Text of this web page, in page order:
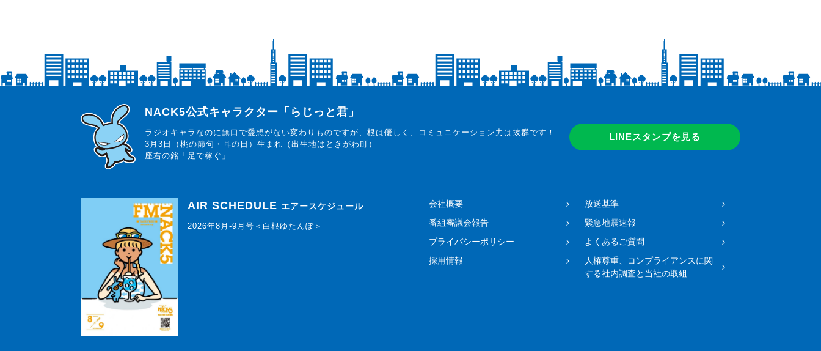
らじっと君
NACK5公式キャラクター「らじっと君」
ラジオキャラなのに無口で愛想がない変わりものですが、根は優しく、コミュニケーション力は抜群です！
3月3日（桃の節句・耳の日）生まれ（出生地はときがわ町）
座右の銘「足で稼ぐ」
LINEスタンプを見る
AIR SCHEDULE エアースケジュール
2026年8月-9月号＜白根ゆたんぽ＞
会社概要
放送基準
番組審議会報告
緊急地震速報
プライバシーポリシー
よくあるご質問
採用情報
人権尊重、コンプライアンスに関
する社内調査と当社の取組